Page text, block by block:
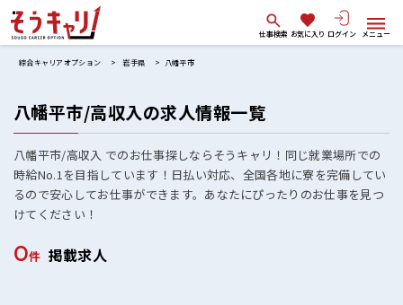
仕事検索 お気に入り ログイン メニュー
綜合キャリアオプション 岩手県 八幡平市
八幡平市/高収入の求人情報一覧
八幡平市/高収入 でのお仕事探しならそうキャリ！同じ就業場所での
時給No.1を目指しています！日払い対応、全国各地に寮を完備してい
るので安心してお仕事ができます。あなたにぴったりのお仕事を見つ
けてください！
0件 掲載求人